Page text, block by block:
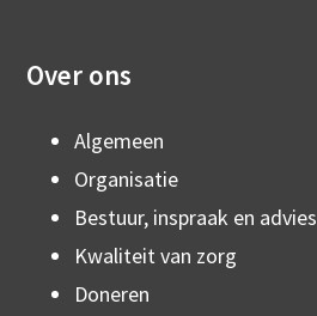
Over ons
Algemeen
Organisatie
Bestuur, inspraak en advies
Kwaliteit van zorg
Doneren